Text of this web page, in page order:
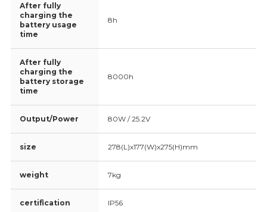
After fully
charging the
battery usage
time
8h
After fully
charging the
battery storage
time
8000h
Output/Power 80W / 25.2V
size 278(L)x177(W)x275(H)mm
weight 7kg
certiﬁcation IP56